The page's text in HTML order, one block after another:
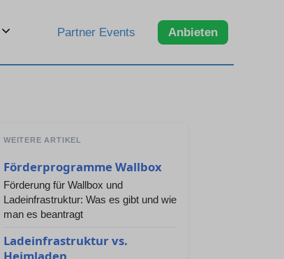
Partner Events Anbieten
WEITERE ARTIKEL
Förderprogramme Wallbox
Förderung für Wallbox und
Ladeinfrastruktur: Was es gibt und wie
man es beantragt
Ladeinfrastruktur vs.